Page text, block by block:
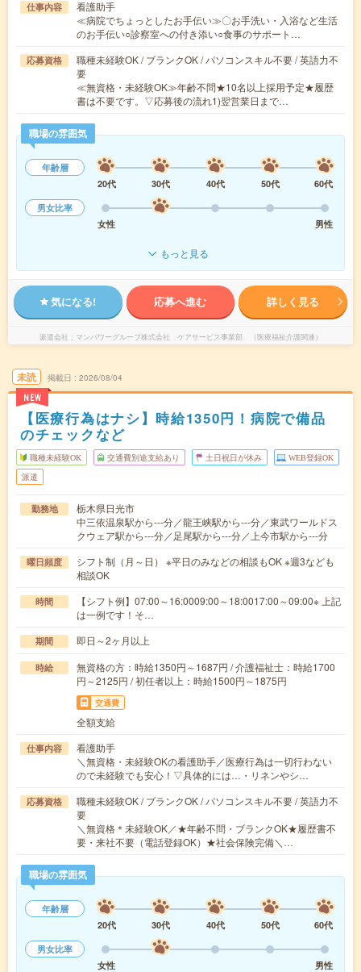
仕事内容
看護助手
≪病院でちょっとしたお手伝い≫〇お手洗い・入浴など生活
のお手伝い○診察室への付き添い○食事のサポート…
応募資格
職種未経験OK / ブランクOK / パソコンスキル不要 / 英語力不
要
≪無資格・未経験OK≫年齢不問★10名以上採用予定★履歴
書は不要です。▽応募後の流れ1)翌営業日まで…
職場の雰囲気
年齢層
20代
30代 40代 50代
60代
男女比率
女性
男性
もっと見る
気になる! 応募へ進む 詳しく見る
派遣会社 マンパワーグループ株式会社 ケアサービス事業部 （医療福祉介護関連）
未読
NEW
掲載日 2026/08/04
【医療行為はナシ】時給1350円！病院で備品
のチェックなど
職種未経験OK 交通費別途支給あり 土日祝日が休み WEB登録OK
派遣
勤務地
栃木県日光市
中三依温泉駅から---分／龍王峡駅から---分／東武ワールドス
クウェア駅から---分／足尾駅から---分／上今市駅から---分
曜日頻度
シフト制（月～日） ※平日のみなどの相談もOK ※週3なども
相談OK
時間
【シフト例】07:00～16:0009:00～18:0017:00～09:00※ 上記
は一例です！そ…
期間 即日～2ヶ月以上
時給
無資格の方：時給1350円～1687円 / 介護福祉士：時給1700
円～2125円 / 初任者以上：時給1500円～1875円
交通費
全額支給
仕事内容
看護助手
＼無資格・未経験OKの看護助手／医療行為は一切行わない
ので未経験でも安心！▽具体的には…・リネンやシ…
応募資格
職種未経験OK / ブランクOK / パソコンスキル不要 / 英語力不
要
＼無資格＊未経験OK／★年齢不問・ブランクOK★履歴書不
要・来社不要（電話登録OK）★社会保険完備＼…
職場の雰囲気
年齢層
20代
30代 40代 50代
60代
男女比率
女性
男性